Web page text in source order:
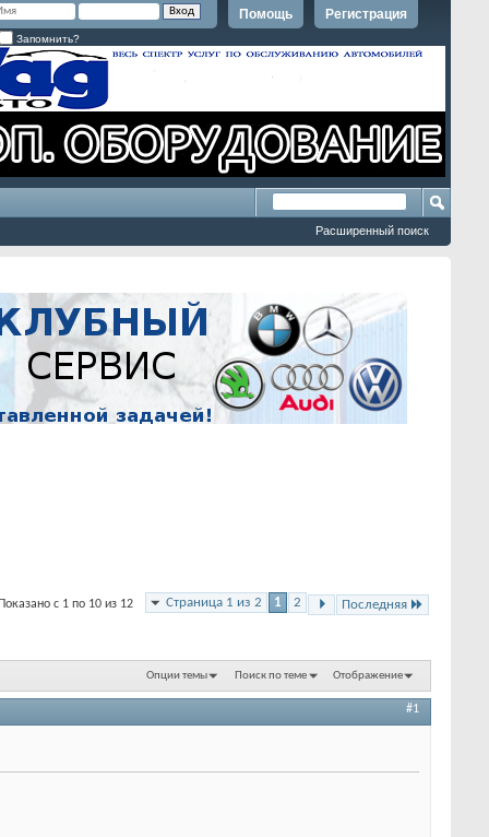
Регистрация
Помощь
Запомнить?
Расширенный поиск
Страница 1 из 2 1 2 Последняя
Показано с 1 по 10 из 12
Опции темы Поиск по теме Отображение
#1